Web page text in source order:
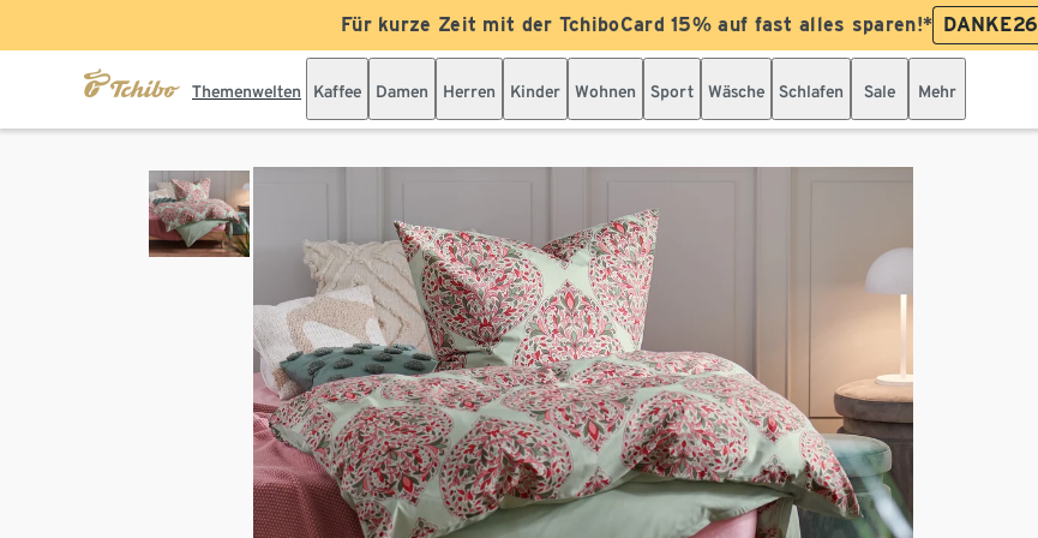
Für kurze Zeit mit der TchiboCard 15% auf fast alles sparen!* DANKE26
Themenwelten Kaffee Damen Herren Kinder Wohnen Sport Wäsche Schlafen Sale Mehr